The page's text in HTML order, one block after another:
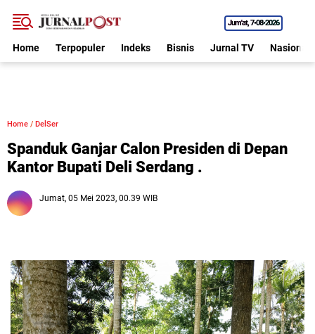
Jum'at 7•08•2026
Home Terpopuler Indeks Bisnis Jurnal TV Nasional
Home / DelSer
Spanduk Ganjar Calon Presiden di Depan
Kantor Bupati Deli Serdang .
Jumat, 05 Mei 2023, 00.39 WIB